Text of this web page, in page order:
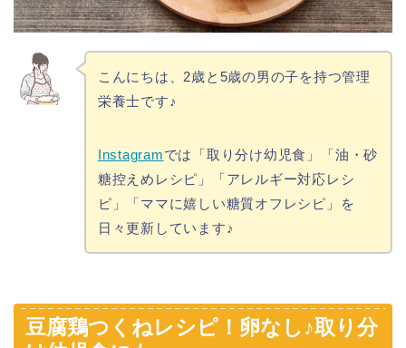
こんにちは、2歳と5歳の男の子を持つ管理
栄養士です♪
Instagramでは「取り分け幼児食」「油・砂
糖控えめレシピ」「アレルギー対応レシ
ピ」「ママに嬉しい糖質オフレシピ」を
日々更新しています♪
豆腐鶏つくねレシピ！卵なし♪取り分